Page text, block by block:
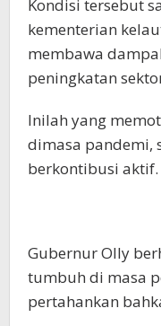
Kondisi tersebut
kementerian
membawa
peningkatan
Inilah yang
dimasa pandemi,
berkontibusi aktif.
Gubernur Olly
tumbuh di masa
pertahankan